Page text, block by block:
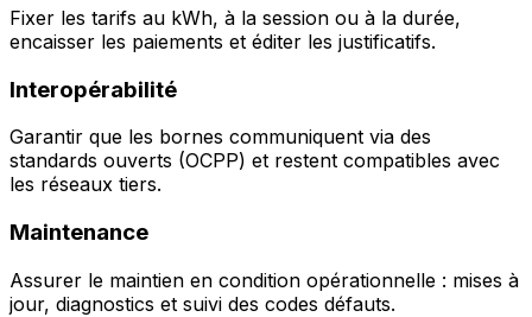
Fixer les tarifs au kWh, à la session ou à la durée,
encaisser les paiements et éditer les justificatifs.
Interopérabilité
Garantir que les bornes communiquent via des
standards ouverts (OCPP) et restent compatibles avec
les réseaux tiers.
Maintenance
Assurer le maintien en condition opérationnelle : mises à
jour, diagnostics et suivi des codes défauts.